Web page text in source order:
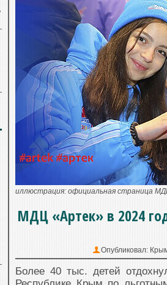
иллюстрация: официальная страница
МДЦ «Артек» в 2024
Опубликовал:
Более 40 тыс. детей